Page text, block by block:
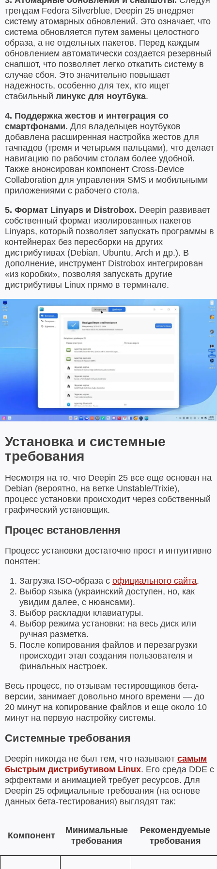
трендам Fedora Silverblue, Deepin 25 внедряет
систему атомарных обновлений. Это означает, что
система обновляется путем замены целостного
образа, а не отдельных пакетов. Перед каждым
обновлением автоматически создается резервный
снапшот, что позволяет легко откатить систему в
случае сбоя. Это значительно повышает
надежность, особенно для тех, кто ищет
стабильный линукс для ноутбука.
4. Поддержка жестов и интеграция со
смартфонами. Для владельцев ноутбуков
добавлена расширенная настройка жестов для
тачпадов (тремя и четырьмя пальцами), что делает
навигацию по рабочим столам более удобной.
Также анонсирован компонент Cross-Device
Collaboration для управления SMS и мобильными
приложениями с рабочего стола.
5. Формат Linyaps и Distrobox. Deepin развивает
собственный формат изолированных пакетов
Linyaps, который позволяет запускать программы в
контейнерах без пересборки на других
дистрибутивах (Debian, Ubuntu, Arch и др.). В
дополнение, инструмент Distrobox интегрирован
«из коробки», позволяя запускать другие
дистрибутивы Linux прямо в терминале.
Установка и системные
требования
Несмотря на то, что Deepin 25 все еще основан на
Debian (вероятно, на ветке Unstable/Trixie),
процесс установки происходит через собственный
графический установщик.
Процес встановлення
Процесс установки достаточно прост и интуитивно
понятен:
Загрузка ISO-образа с официального сайта.
Выбор языка (украинский доступен, но, как
увидим далее, с нюансами).
Выбор раскладки клавиатуры.
Выбор режима установки: на весь диск или
ручная разметка.
После копирования файлов и перезагрузки
происходит этап создания пользователя и
финальных настроек.
Весь процесс, по отзывам тестировщиков бета-
версии, занимает довольно много времени — до
20 минут на копирование файлов и еще около 10
минут на первую настройку системы.
Системные требования
Deepin никогда не был тем, что называют самым
быстрым дистрибутивом Linux. Его среда DDE с
эффектами и анимацией требует ресурсов. Для
Deepin 25 официальные требования (на основе
данных бета-тестирования) выглядят так:
Компонент
Минимальные
требования
Рекомендуемые
требования